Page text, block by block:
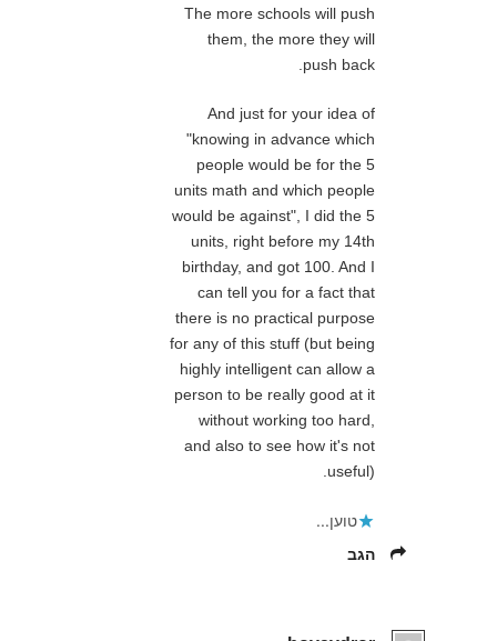
The more schools will push
them, the more they will
push back.
And just for your idea of
"knowing in advance which
people would be for the 5
units math and which people
would be against", I did the 5
units, right before my 14th
birthday, and got 100. And I
can tell you for a fact that
there is no practical purpose
for any of this stuff (but being
highly intelligent can allow a
person to be really good at it
without working too hard,
and also to see how it's not
useful).
טוען...
הגב